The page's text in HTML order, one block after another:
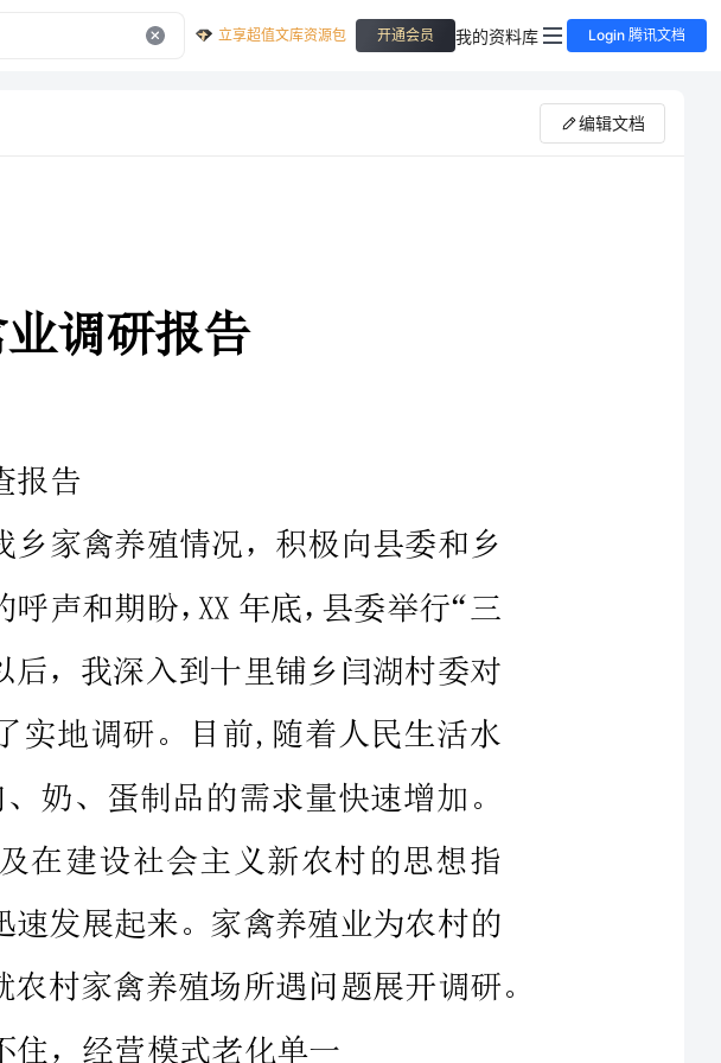
立享超值文库资源包 开通会员 我的资料库 Login 腾讯文档
编辑文档
各种的原因，他们大都受教育程度很低。信息的溃乏导致了
问三看”大型调研活动以后，我深入到十里铺乡闫湖村委对
平的日益提高,人们对肉、奶、蛋制品的需求量快速增加。
在这种趋势的带动下以及在建设社会主义新农村的思想指
导下，农村家禽养殖业迅速发展起来。家禽养殖业为农村的
一、市场行情把握不住，经营模式老化单一
农村本就相对落后，网络等较快捷、广泛获取信息技术
的手段未兴起。家禽养殖场的经营者大都为中老年人，由于